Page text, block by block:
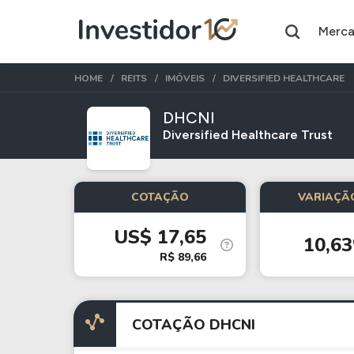
Assuntos do momento
Índice
Ibovespa
Ação
Ambev
HGLG11
HOME REITS IMÓVEIS DIVERSIFIED HEALTHCARE
DHCNI
Diversified Healthcare Trust
COTAÇÃO
US$ 17,65
R$ 89,66
COTAÇÃO DHCNI